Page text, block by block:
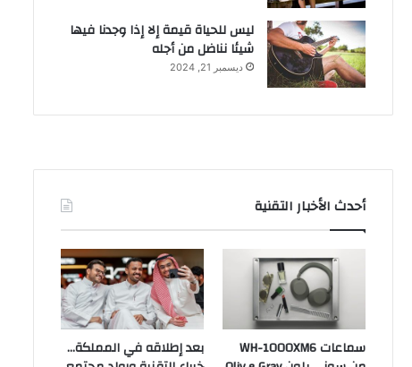
ليس للحياة قيمة إلا إذا وجدنا فيها
شيئا نناضل من أجله
ديسمبر 21, 2024
أحدث الأخبار التقنية
سماعات WH-1000XM6
بعد إطلاقه في المملكة…